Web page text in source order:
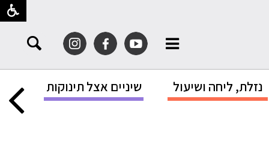
נזלת, ליחה ושיעול שיניים אצל תינוקות